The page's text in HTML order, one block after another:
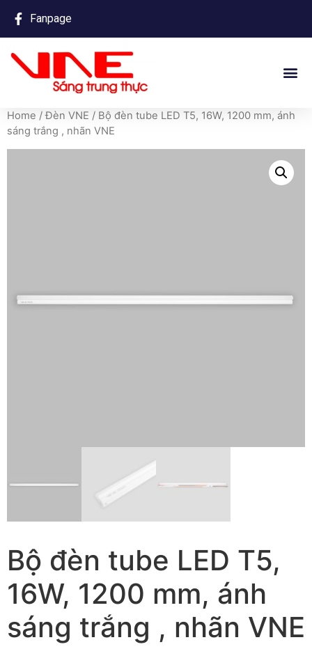
Fanpage
Home /Đèn VNE / Bộ đèn tube LED T5, 16W, 1200 mm, ánh
sáng trắng , nhãn VNE
Bộ đèn tube LED T5,
16W, 1200 mm, ánh
sáng trắng , nhãn VNE